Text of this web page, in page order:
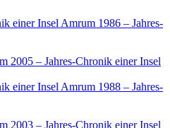
Amrum 1986 – Jahres-
2005 – Jahres-Chronik einer Insel
Amrum 1988 – Jahres-
2003 – Jahres-Chronik einer Insel